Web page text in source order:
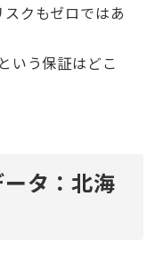
クもゼロではあ
という保証はどこ
タ：北海